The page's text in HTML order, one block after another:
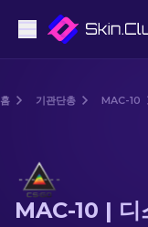
저격소총
홈 기관단총 MAC-10
MAC-10 | 디